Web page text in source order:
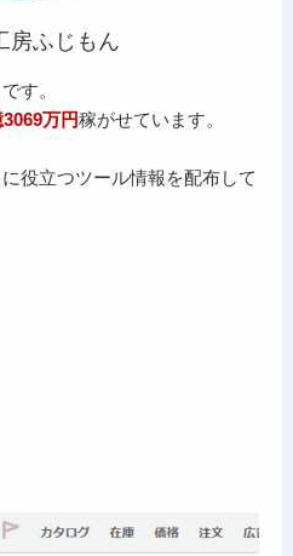
房ふじもん
す。
万円稼がせています。
役立つツール情報を配布して